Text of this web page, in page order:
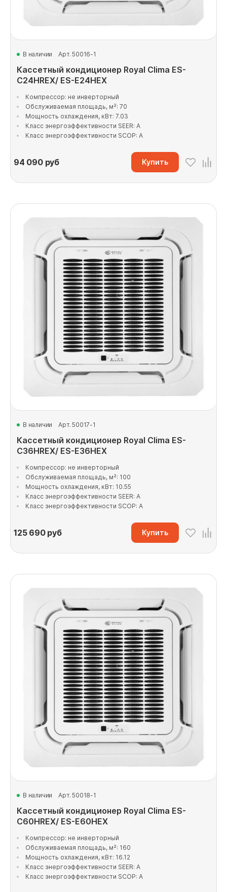
В наличии Арт. 50016-1
Кассетный кондиционер Royal Clima ES-
C24HREX/ ES-E24HEX
Компрессор: не инверторный
Обслуживаемая площадь, м²: 70
Мощность охлаждения, кВт: 7.03
Класс энергоэффективности SEER: A
Класс энергоэффективности SCOP: A
94 090руб Купить
В наличии Арт. 50017-1
Кассетный кондиционер Royal Clima ES-
C36HREX/ ES-E36HEX
Компрессор: не инверторный
Обслуживаемая площадь, м²: 100
Мощность охлаждения, кВт: 10.55
Класс энергоэффективности SEER: A
Класс энергоэффективности SCOP: A
125 690руб Купить
В наличии Арт. 50018-1
Кассетный кондиционер Royal Clima ES-
C60HREX/ ES-E60HEX
Компрессор: не инверторный
Обслуживаемая площадь, м²: 160
Мощность охлаждения, кВт: 16.12
Класс энергоэффективности SEER: A
Класс энергоэффективности SCOP: A